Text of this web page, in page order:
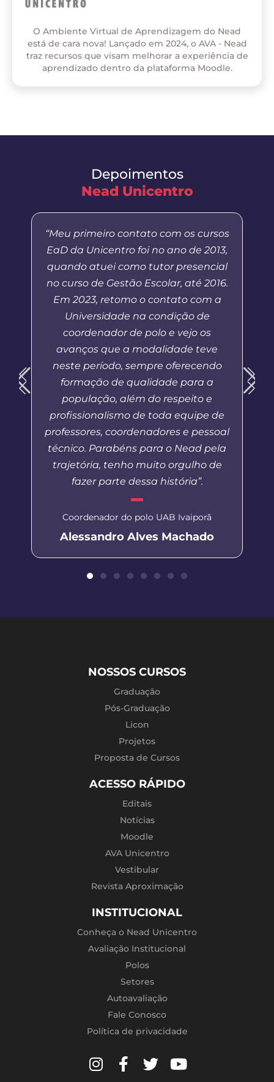
O Ambiente Virtual de Aprendizagem do Nead
está de cara nova! Lançado em 2024, o AVA - Nead
traz recursos que visam melhorar a experiência de
aprendizado dentro da plataforma Moodle.
Depoimentos
Nead Unicentro
“Meu primeiro contato com os cursos
EaD da Unicentro foi no ano de 2013,
quando atuei como tutor presencial
no curso de Gestão Escolar, até 2016.
Em 2023, retomo o contato com a
Universidade na condição de
coordenador de polo e vejo os
avanços que a modalidade teve
neste período, sempre oferecendo
formação de qualidade para a
população, além do respeito e
profissionalismo de toda equipe de
professores, coordenadores e pessoal
técnico. Parabéns para o Nead pela
trajetória, tenho muito orgulho de
fazer parte dessa história”.
Coordenador do polo UAB Ivaiporã
Alessandro Alves Machado
NOSSOS CURSOS
Graduação
Pós-Graduação
Licon
Projetos
Proposta de Cursos
ACESSO RÁPIDO
Editais
Notícias
Moodle
AVA Unicentro
Vestibular
Revista Aproximação
INSTITUCIONAL
Conheça o Nead Unicentro
Avaliação Institucional
Polos
Setores
Autoavaliação
Fale Conosco
Política de privacidade